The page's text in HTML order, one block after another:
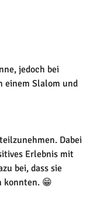
jedoch bei
einem Slalom und
Dabei
Erlebnis mit
bei, dass sie
konnten. 😁